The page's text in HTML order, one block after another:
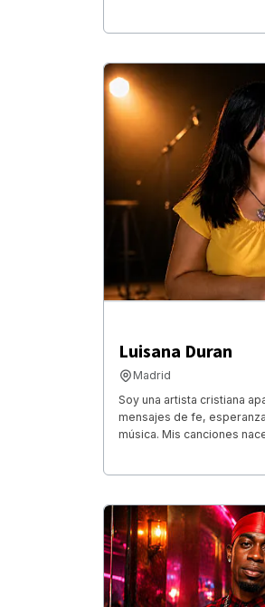
Luisana Duran
Madrid
Soy una artista cristiana
mensajes de fe,
música. Mis canciones